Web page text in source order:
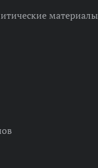
материалы